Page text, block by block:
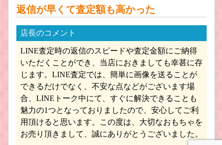
船・ボート プラモデル買取 建築物 プラモデル買取
返信が早くて査定額も高かった
店長のコメント
LINE査定時の返信のスピードや査定金額にご納得
いただくことができ、当店におきましても幸甚に存
じます。LINE査定では、簡単に画像を送ることが
できるだけでなく、不安な点などがございます場
合、LINEトーク中にて、すぐに解決できることも
魅力の1つとなっておりましたので、安心してご利
用頂けると思います。この度は、大切なおもちゃを
お売り頂きまして、誠にありがとうございました。